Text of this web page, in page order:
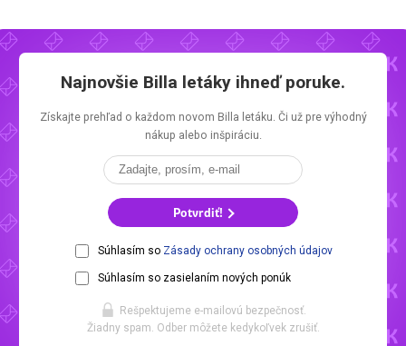
Najnovšie Billa letáky ihneď poruke.
Získajte prehľad o každom novom Billa letáku. Či už pre výhodný
nákup alebo inšpiráciu.
Potvrdiť!
Súhlasím so Zásady ochrany osobných údajov
Súhlasím so zasielaním nových ponúk
Rešpektujeme e-mailovú bezpečnosť.
Žiadny spam. Odber môžete kedykoľvek zrušiť.